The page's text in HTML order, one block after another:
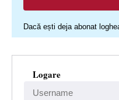
Dacă ești deja abonat
Logare